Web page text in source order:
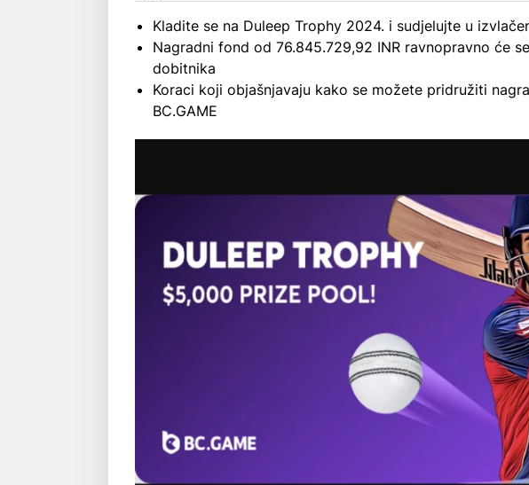
Kladite se na Duleep Trophy 2024. i sudjelujte u
Nagradni fond od 76.845.729,92 INR ravnopravno će
dobitnika
Koraci koji objašnjavaju kako se možete pridružiti
BC.GAME